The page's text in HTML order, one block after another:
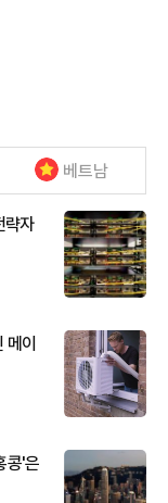
베트남
략자
이
콩'은